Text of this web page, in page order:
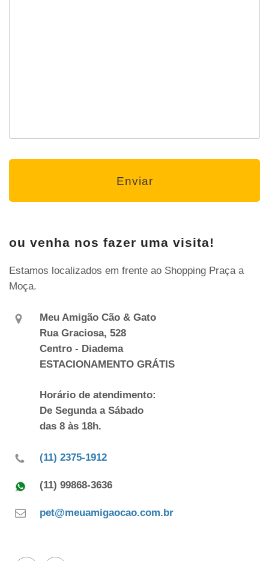
ou venha nos fazer uma visita!
Estamos localizados em frente ao Shopping Praça a
Moça.
Meu Amigão Cão & Gato
Rua Graciosa, 528
Centro - Diadema
ESTACIONAMENTO GRÁTIS
Horário de atendimento:
De Segunda a Sábado
das 8 às 18h.
(11) 2375-1912
(11) 99868-3636
pet@meuamigaocao.com.br